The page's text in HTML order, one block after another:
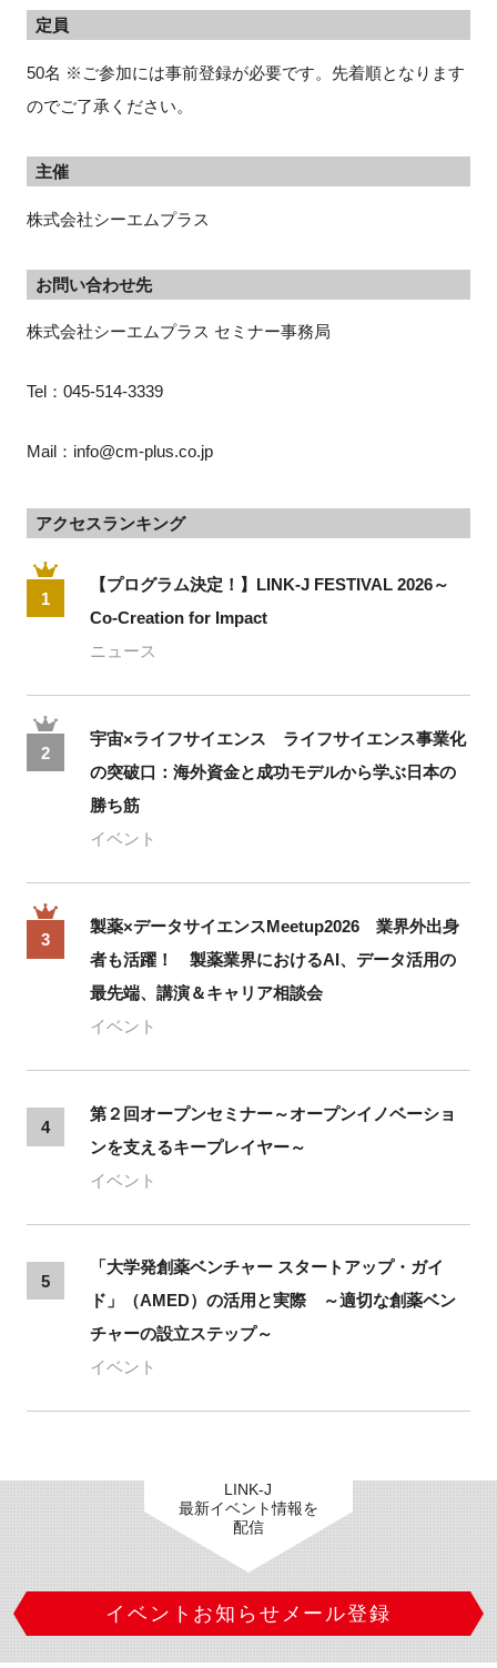
定員
50名 ※ご参加には事前登録が必要です。先着順となります
のでご了承ください。
主催
株式会社シーエムプラス
お問い合わせ先
株式会社シーエムプラス セミナー事務局
Tel：045-514-3339
Mail：info@cm-plus.co.jp
アクセスランキング
1
【プログラム決定！】LINK-J FESTIVAL 2026～
Co-Creation for Impact
ニュース
2
宇宙×ライフサイエンス ライフサイエンス事業化
の突破口：海外資金と成功モデルから学ぶ日本の
勝ち筋
イベント
3
製薬×データサイエンスMeetup2026 業界外出身
者も活躍！ 製薬業界におけるAI、データ活用の
最先端、講演＆キャリア相談会
イベント
4
第２回オープンセミナー～オープンイノベーショ
ンを支えるキープレイヤー～
イベント
5
「大学発創薬ベンチャー スタートアップ・ガイ
ド」（AMED）の活用と実際 ～適切な創薬ベン
チャーの設立ステップ～
イベント
LINK-J
最新イベント情報を
配信
イベントお知らせメール登録